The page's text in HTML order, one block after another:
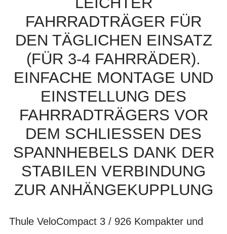
FAHRRADTRÄGER FÜR
DEN TÄGLICHEN EINSATZ
(FÜR 3-4 FAHRRÄDER).
EINFACHE MONTAGE UND
EINSTELLUNG DES
FAHRRADTRÄGERS VOR
DEM SCHLIESSEN DES S
PANNHEBELS DANK DER S
TABILEN VERBINDUNG Z
UR ANHÄNGEKUPPLUNG
Thule VeloCompact 3 / 926 Kompakter und